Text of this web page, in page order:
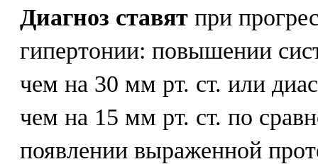
Диагноз ставят при
гипертонии: повышении
чем на 30 мм рт. ст. или
чем на 15 мм рт. ст. по
появлении выраженной